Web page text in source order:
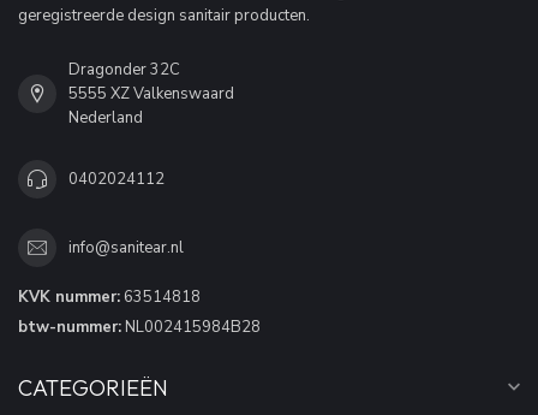
geregistreerde design sanitair producten.
Dragonder 32C
5555 XZ Valkenswaard
Nederland
0402024112
info@sanitear.nl
KVK nummer: 63514818
btw-nummer: NL002415984B28
CATEGORIEËN